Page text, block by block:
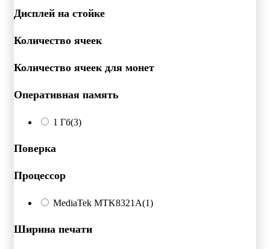
Дисплей на стойке
Количество ячеек
Количество ячеек для монет
Оперативная память
1 Гб(3)
Поверка
Процессор
MediaTek MTK8321A(1)
Ширина печати